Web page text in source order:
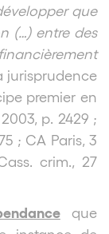
que
(…) entre des
jurisprudence
premier en
p. 2429 ;
; CA Paris, 3
crim., 27
que